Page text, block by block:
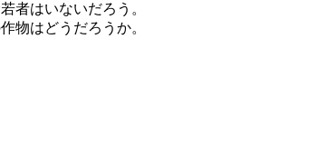
者はいないだろう。
物はどうだろうか。